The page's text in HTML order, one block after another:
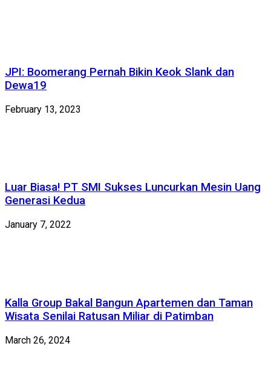
JPI: Boomerang Pernah Bikin Keok Slank dan
Dewa19
February 13, 2023
Luar Biasa! PT SMI Sukses Luncurkan Mesin Uang
Generasi Kedua
January 7, 2022
Kalla Group Bakal Bangun Apartemen dan Taman
Wisata Senilai Ratusan Miliar di Patimban
March 26, 2024